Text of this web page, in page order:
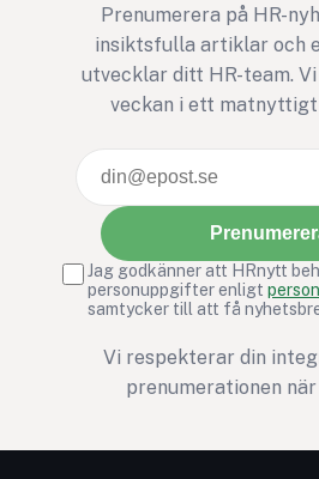
Prenumerera på HR-
insiktsfulla artiklar och
utvecklar ditt HR-team.
veckan i ett matnyttigt
Jag godkänner att HRnytt
personuppgifter enligt
samtycker till att få
Vi respekterar din
prenumerationen